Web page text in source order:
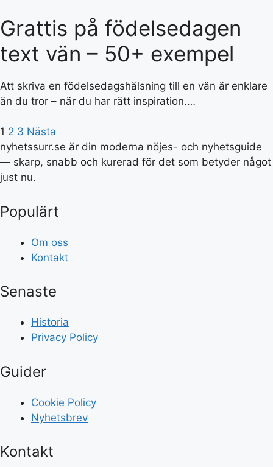
Grattis på födelsedagen
text vän – 50+ exempel
Att skriva en födelsedagshälsning till en vän är enklare
än du tror – när du har rätt inspiration.…
1 2 3 Nästa
nyhetssurr.se är din moderna nöjes- och nyhetsguide
— skarp, snabb och kurerad för det som betyder något
just nu.
Populärt
Om oss
Kontakt
Senaste
Historia
Privacy Policy
Guider
Cookie Policy
Nyhetsbrev
Kontakt